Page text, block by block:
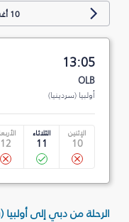
10 أغسطس
13:05
OLB
أولبيا (سردينيا)
الإثنين
10
الثلاثاء
11
12
الرحلة من دبي إلى أولبيا